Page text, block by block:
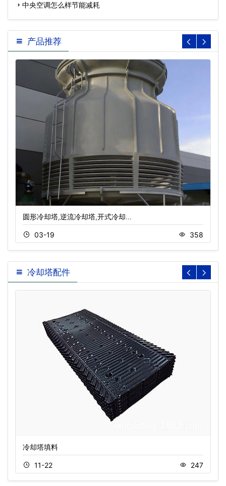
中央空调怎么样节能减耗
产品推荐
圆形冷却塔,逆流冷却塔,开式冷却…
03-19 358
冷却塔配件
冷却塔填料
11-22 247